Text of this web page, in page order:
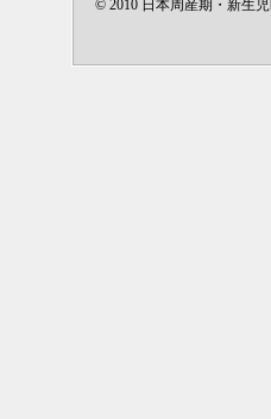
© 2010 日本周産期・新生児